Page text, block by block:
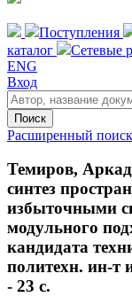
Поступления
каталог
Сетевые
ENG
Вход
Поиск
Расширенный поиск
Темиров,
синтез
избыточными
модульного
кандидата
политехн. ин-т
- 23 с.